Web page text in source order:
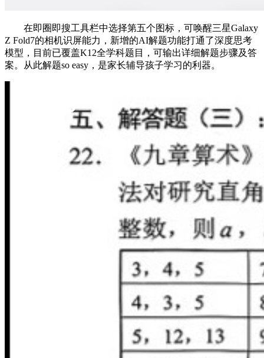
在即圈即搜工具栏中选择第五个图标，可唤醒三星Galaxy
Z Fold7的相机识屏能力，新增的AI解题功能打通了深度思考
模型，目前已覆盖K12全学科题目，可输出详细解题步骤及答
案。从此解题so easy，是家长辅导孩子学习的利器。